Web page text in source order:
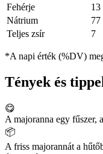
Fehérje
13
Nátrium
77
Teljes zsír
7
*A napi érték (%DV)
Tények és
😋
A majoranna egy fűszer,
📦
A friss majorannát a